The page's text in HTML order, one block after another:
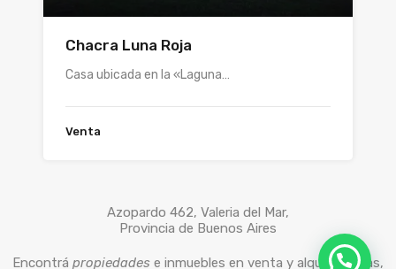
Chacra Luna Roja
Casa ubicada en la «Laguna…
Venta
Azopardo 462, Valeria del Mar,
Provincia de Buenos Aires
Encontrá propiedades e inmuebles en venta y alquiler, casas,